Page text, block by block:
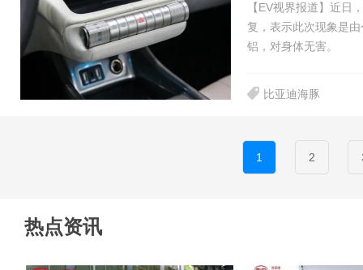
【EV视界报道】近日
复，表示此次现象是
铝，对身体无害。
比亚迪海豚
1 2
热点资讯